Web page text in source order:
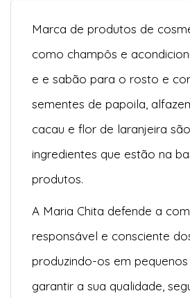
Marca de produtos de
como champôs e
e e sabão para o rosto e
sementes de papoila,
cacau e flor de laranjeira
ingredientes que estão na
produtos.
A Maria Chita defende a
responsável e consciente
produzindo-os em
garantir a sua qualidade,